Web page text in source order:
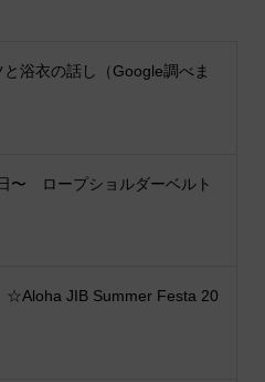
浴衣の話し（Google調べま
〜 ロープショルダーベルト
☆Aloha JIB Summer Festa 20